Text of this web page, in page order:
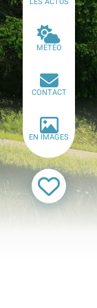
MÉTÉO
CONTACT
EN IMAGES